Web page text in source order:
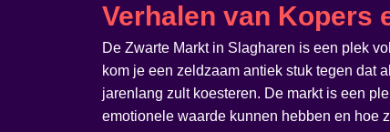
Verhalen van Kopers
De Zwarte Markt in Slagharen is een plek
kom je een zeldzaam antiek stuk tegen dat
jarenlang zult koesteren. De markt is een
emotionele waarde kunnen hebben en hoe